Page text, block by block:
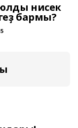
нисек
бармы?